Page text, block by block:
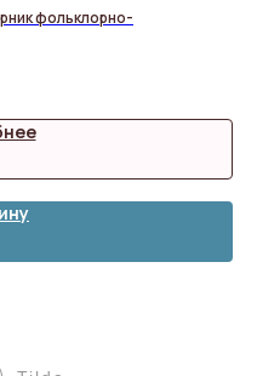
фольклорно-